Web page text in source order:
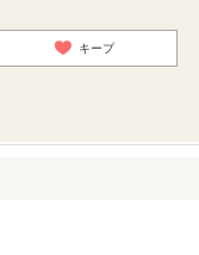
キープ